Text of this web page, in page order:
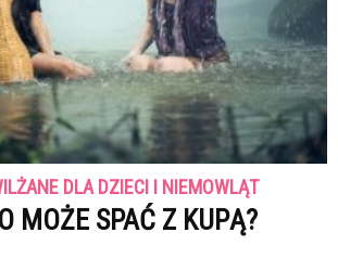
DLA DZIECI I NIEMOWLĄT
MOŻE SPAĆ Z KUPĄ?